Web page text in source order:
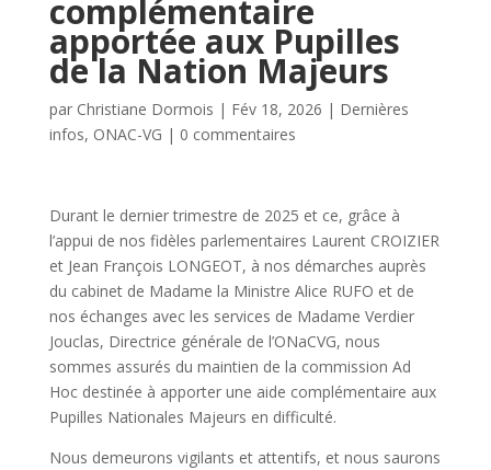
complémentaire
apportée aux Pupilles
de la Nation Majeurs
par Christiane Dormois | Fév 18, 2026 | Dernières
infos, ONAC-VG | 0 commentaires
Durant le dernier trimestre de 2025 et ce, grâce à
l’appui de nos fidèles parlementaires Laurent CROIZIER
et Jean François LONGEOT, à nos démarches auprès
du cabinet de Madame la Ministre Alice RUFO et de
nos échanges avec les services de Madame Verdier
Jouclas, Directrice générale de l’ONaCVG, nous
sommes assurés du maintien de la commission Ad
Hoc destinée à apporter une aide complémentaire aux
Pupilles Nationales Majeurs en difficulté.
Nous demeurons vigilants et attentifs, et nous saurons